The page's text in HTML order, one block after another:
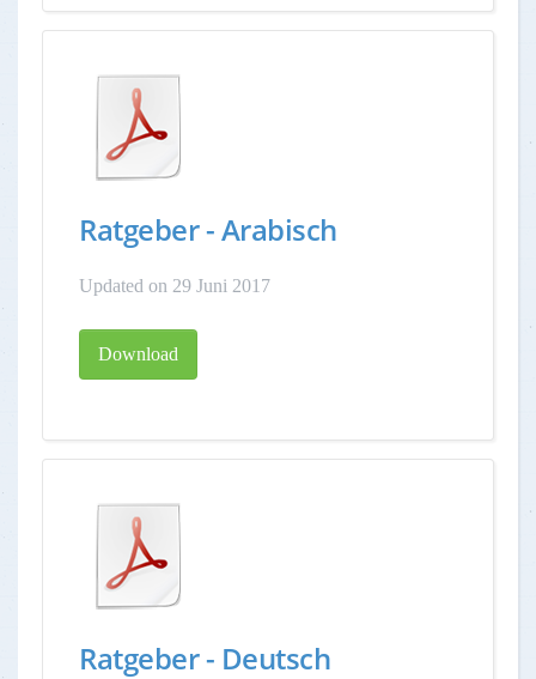
Ratgeber - Arabisch
Updated on 29 Juni 2017
Download
Ratgeber - Deutsch